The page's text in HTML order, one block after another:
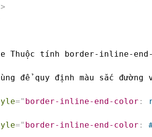
>
Thuộc tính border-inline-
để quy định màu sắc
=" border-inline-end-color :
=" border-inline-end-color :